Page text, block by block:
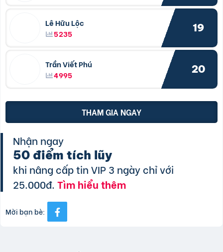
Lê Hữu Lộc
5235
19
Trần Viết Phú
4995
20
THAM GIA NGAY
Nhận ngay
50 điểm tích lũy
khi nâng cấp tin VIP 3 ngày chỉ với
25.000đ.Tìm hiểu thêm
Mời bạn bè: